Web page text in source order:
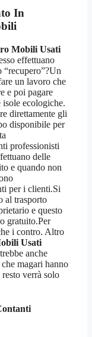
In
Mobili Usati
effettuano
“recupero”?Un
un lavoro che
e poi pagare
ecologiche.
direttamente gli
disponibile per
professionisti
delle
e quando non
per i clienti.Si
al trasporto
e questo
gratuito.Per
i contro. Altro
Usati
anche
magari hanno
verrà solo